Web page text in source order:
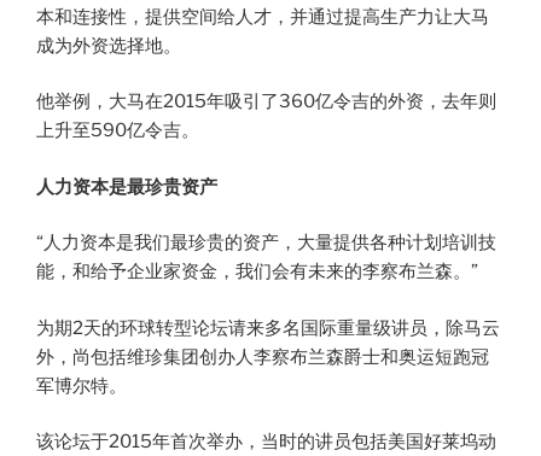
本和连接性，提供空间给人才，并通过提高生产力让大马
成为外资选择地。
他举例，大马在2015年吸引了360亿令吉的外资，去年则
上升至590亿令吉。
人力资本是最珍贵资产
“人力资本是我们最珍贵的资产，大量提供各种计划培训技
能，和给予企业家资金，我们会有未来的李察布兰森。”
为期2天的环球转型论坛请来多名国际重量级讲员，除马云
外，尚包括维珍集团创办人李察布兰森爵士和奥运短跑冠
军博尔特。
该论坛于2015年首次举办，当时的讲员包括美国好莱坞动